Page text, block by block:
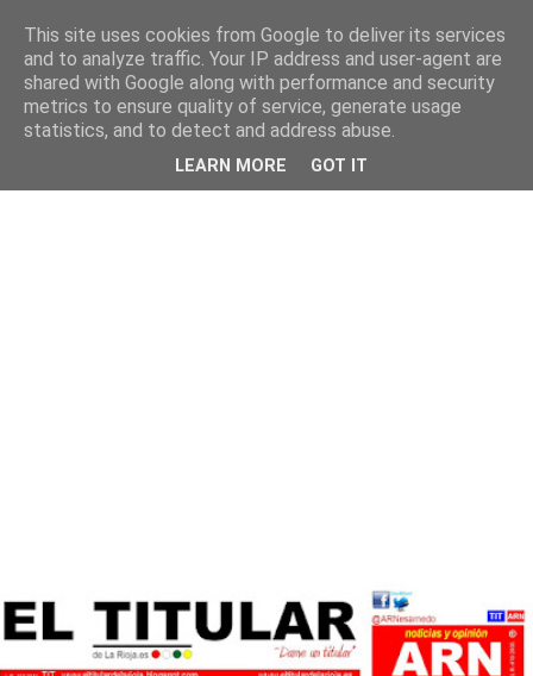
This site uses cookies from Google to deliver its services
and to analyze traffic. Your IP address and user-agent are
shared with Google along with performance and security
metrics to ensure quality of service, generate usage
statistics, and to detect and address abuse.
LEARN MORE GOT IT